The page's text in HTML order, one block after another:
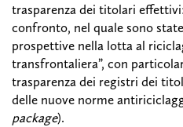
trasparenza dei titolari
confronto, nel quale sono
prospettive nella lotta al
transfrontaliera”, con
trasparenza dei registri dei
delle nuove norme
package).